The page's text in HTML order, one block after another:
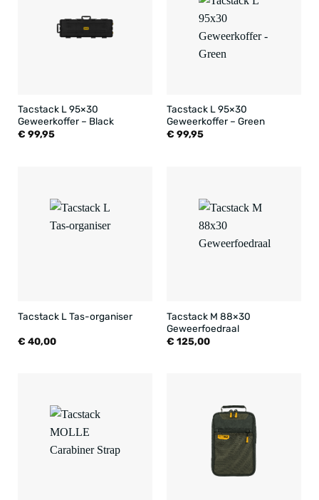
Tacstack L 95×30
Geweerkoffer – Black
€ 99,95
Tacstack L 95×30
Geweerkoffer – Green
€ 99,95
Tacstack L Tas-organiser
€ 40,00
Tacstack M 88×30
Geweerfoedraal
€ 125,00